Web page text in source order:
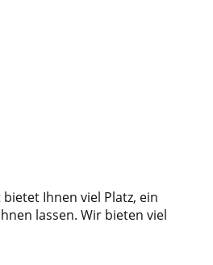
Ihnen viel Platz, ein
lassen. Wir bieten viel